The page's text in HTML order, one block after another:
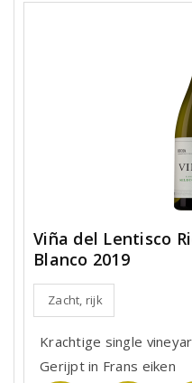
Viña del Lentisco
Blanco 2019
Zacht, rijk
Krachtige single
Gerijpt in Frans eiken